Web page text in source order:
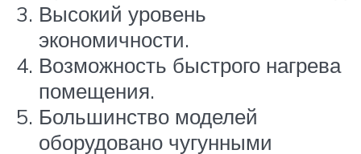
Высокий уровень
экономичности.
Возможность быстрого нагрева
помещения.
Большинство моделей
оборудовано чугунными